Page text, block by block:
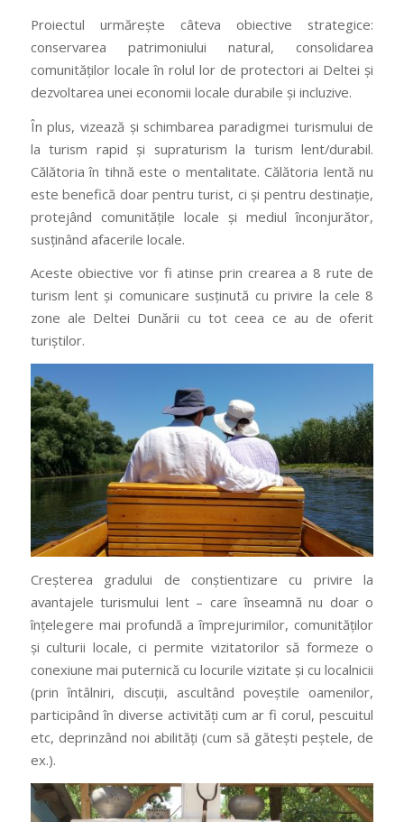
Proiectul urmărește câteva obiective strategice:
conservarea patrimoniului natural, consolidarea
comunităților locale în rolul lor de protectori ai Deltei și
dezvoltarea unei economii locale durabile și incluzive.
În plus, vizează și schimbarea paradigmei turismului de
la turism rapid și supraturism la turism lent/durabil.
Călătoria în tihnă este o mentalitate. Călătoria lentă nu
este benefică doar pentru turist, ci și pentru destinație,
protejând comunitățile locale și mediul înconjurător,
susținând afacerile locale.
Aceste obiective vor fi atinse prin crearea a 8 rute de
turism lent și comunicare susținută cu privire la cele 8
zone ale Deltei Dunării cu tot ceea ce au de oferit
turiștilor. ​
Creșterea gradului de conștientizare cu privire la
avantajele turismului lent – ​​care înseamnă nu doar o
înțelegere mai profundă a împrejurimilor, comunităților
și culturii locale, ci permite vizitatorilor să formeze o
conexiune mai puternică cu locurile vizitate și cu localnicii
(prin întâlniri, discuții, ascultând poveștile oamenilor,
participând în diverse activități cum ar fi corul, pescuitul
etc, deprinzând noi abilități (cum să gătești peștele, de
ex.).